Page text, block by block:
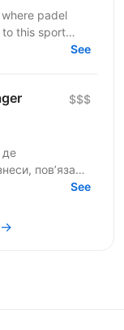
padel
to this sport
growth,...
See
$$$
де
пов’язані
розвитку See
→